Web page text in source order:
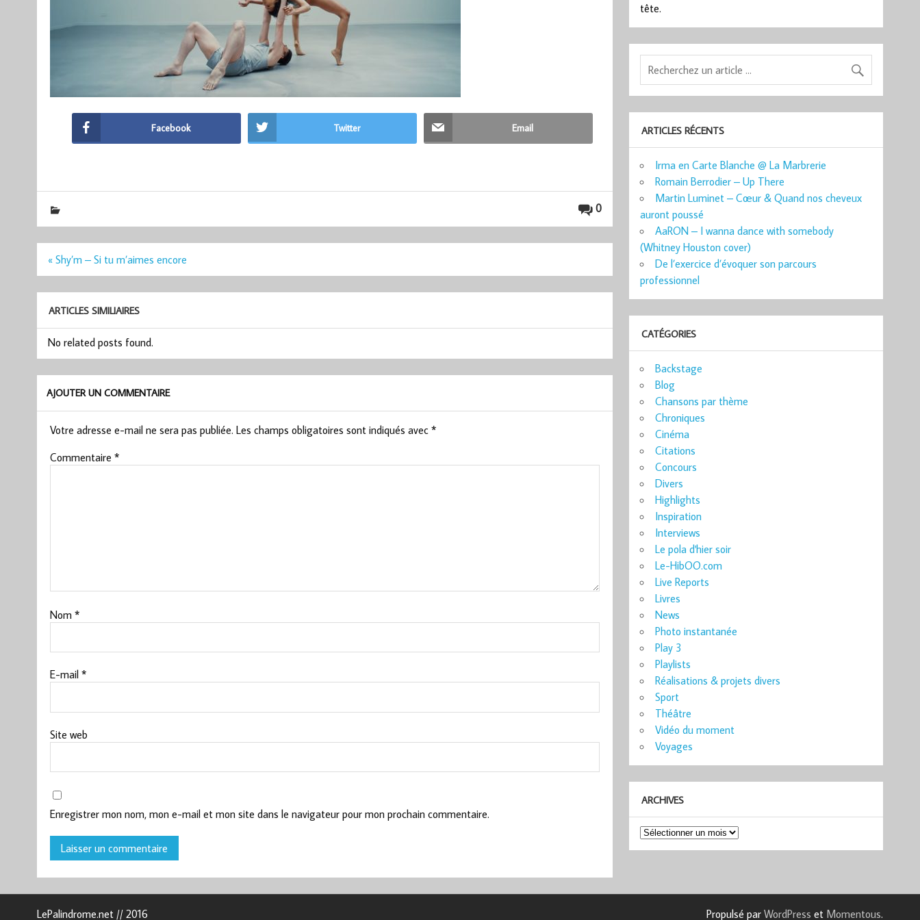
Facebook Twitter Email
0
Navigation
« Shy’m – Si tu m’aimes encore
ARTICLES SIMILIAIRES
No related posts found.
AJOUTER UN COMMENTAIRE
Votre adresse e-mail ne sera pas publiée. Les champs obligatoires sont indiqués avec *
Commentaire *
Nom *
E-mail *
Site web
Enregistrer mon nom, mon e-mail et mon site dans le navigateur pour mon prochain commentaire.
tête.
ARTICLES RÉCENTS
Irma en Carte Blanche @ La Marbrerie
Romain Berrodier – Up There
Martin Luminet – Cœur & Quand nos cheveux
auront poussé
AaRON – I wanna dance with somebody
(Whitney Houston cover)
De l’exercice d’évoquer son parcours
professionnel
CATÉGORIES
Backstage
Blog
Chansons par thème
Chroniques
Cinéma
Citations
Concours
Divers
Highlights
Inspiration
Interviews
Le pola d'hier soir
Le-HibOO.com
Live Reports
Livres
News
Photo instantanée
Play 3
Playlists
Réalisations & projets divers
Sport
Théâtre
Vidéo du moment
Voyages
ARCHIVES
Archives
LePalindrome.net // 2016 Propulsé parWordPress et Momentous.